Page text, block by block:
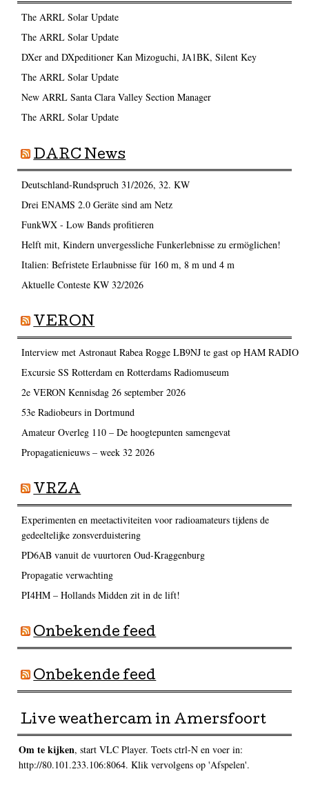
The ARRL Solar Update
The ARRL Solar Update
DXer and DXpeditioner Kan Mizoguchi, JA1BK, Silent Key
The ARRL Solar Update
New ARRL Santa Clara Valley Section Manager
The ARRL Solar Update
DARC News
Deutschland-Rundspruch 31/2026, 32. KW
Drei ENAMS 2.0 Geräte sind am Netz
FunkWX - Low Bands profitieren
Helft mit, Kindern unvergessliche Funkerlebnisse zu ermöglichen!
Italien: Befristete Erlaubnisse für 160 m, 8 m und 4 m
Aktuelle Conteste KW 32/2026
VERON
Interview met Astronaut Rabea Rogge LB9NJ te gast op HAM RADIO
Excursie SS Rotterdam en Rotterdams Radiomuseum
2e VERON Kennisdag 26 september 2026
53e Radiobeurs in Dortmund
Amateur Overleg 110 – De hoogtepunten samengevat
Propagatienieuws – week 32 2026
VRZA
Experimenten en meetactiviteiten voor radioamateurs tijdens de
gedeeltelijke zonsverduistering
PD6AB vanuit de vuurtoren Oud-Kraggenburg
Propagatie verwachting
PI4HM – Hollands Midden zit in de lift!
Onbekende feed
Onbekende feed
Live weathercam in Amersfoort
Om te kijken, start VLC Player. Toets ctrl-N en voer in:
http://80.101.233.106:8064. Klik vervolgens op 'Afspelen'.